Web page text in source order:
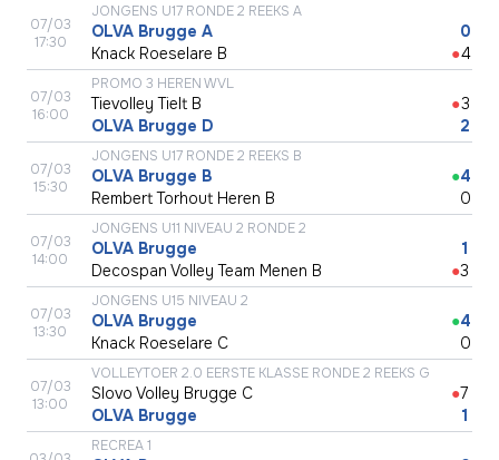
07/03
17:30
JONGENS U17 RONDE 2 REEKS A
OLVA Brugge A
Knack Roeselare B
●
0
4
07/03
16:00
PROMO 3 HEREN WVL
Tievolley Tielt B
OLVA Brugge D
●3
2
07/03
15:30
JONGENS U17 RONDE 2 REEKS B
OLVA Brugge B
Rembert Torhout Heren B
●4
0
07/03
14:00
JONGENS U11 NIVEAU 2 RONDE 2
OLVA Brugge
Decospan Volley Team Menen B
●
1
3
07/03
13:30
JONGENS U15 NIVEAU 2
OLVA Brugge
Knack Roeselare C
●4
0
07/03
13:00
VOLLEYTOER 2.0 EERSTE KLASSE RONDE 2 REEKS G
Slovo Volley Brugge C
OLVA Brugge
●7
1
RECREA 1